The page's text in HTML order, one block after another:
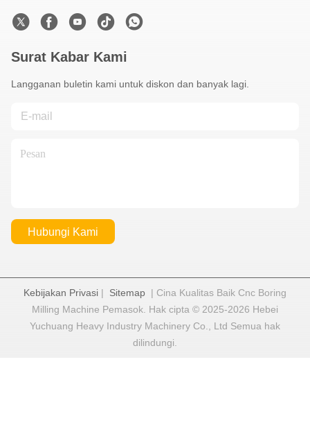
Surat Kabar Kami
Langganan buletin kami untuk diskon dan banyak lagi.
Hubungi Kami
Kebijakan Privasi | Sitemap | Cina Kualitas Baik Cnc Boring
Milling Machine Pemasok. Hak cipta © 2025-2026 Hebei
Yuchuang Heavy Industry Machinery Co., Ltd Semua hak
dilindungi.